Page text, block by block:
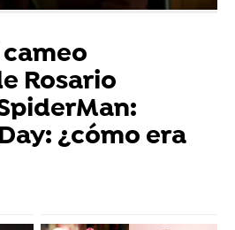
Rosario
¿cómo era